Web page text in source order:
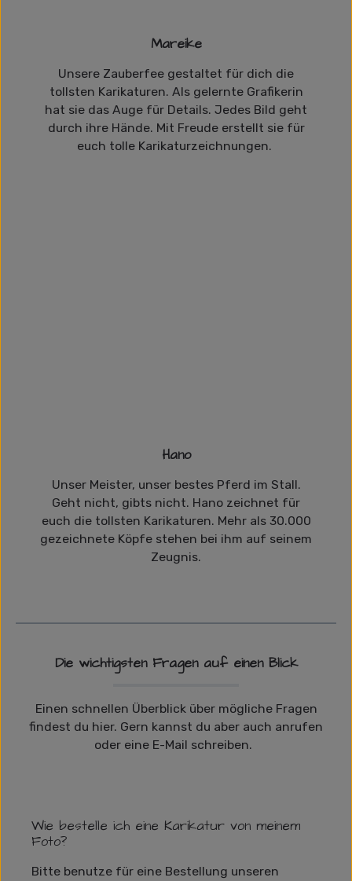
Mareike
Unsere Zauberfee gestaltet für dich die
tollsten Karikaturen. Als gelernte Grafikerin
hat sie das Auge für Details. Jedes Bild geht
durch ihre Hände. Mit Freude erstellt sie für
euch tolle Karikaturzeichnungen.
Hano
Unser Meister, unser bestes Pferd im Stall.
Geht nicht, gibts nicht. Hano zeichnet für
euch die tollsten Karikaturen. Mehr als 30.000
gezeichnete Köpfe stehen bei ihm auf seinem
Zeugnis.
Die wichtigsten Fragen auf einen Blick
Einen schnellen Überblick über mögliche Fragen
findest du hier. Gern kannst du aber auch anrufen
oder eine E-Mail schreiben.
Wie bestelle ich eine Karikatur von meinem
Foto?
Bitte benutze für eine Bestellung unseren